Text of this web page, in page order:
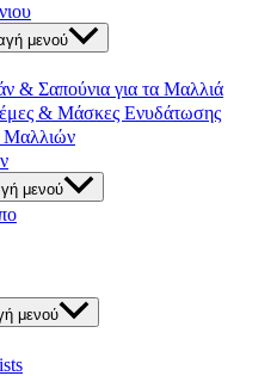
μενού
& Σαπούνια για τα Μαλλιά
& Μάσκες Ενυδάτωσης
Μαλλιών
μενού
μενού